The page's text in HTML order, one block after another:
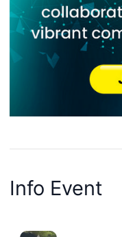
Info Event